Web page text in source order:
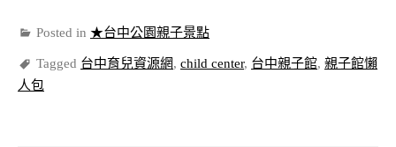
Posted in ★台中公園親子景點
Tagged 台中育兒資源網, child center, 台中親子館, 親子館懶
人包